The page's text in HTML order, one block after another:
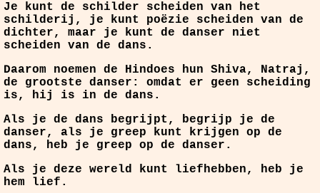
Je kunt de schilder scheiden van het
schilderij, je kunt poëzie scheiden van de
dichter, maar je kunt de danser niet
scheiden van de dans.
Daarom noemen de Hindoes hun Shiva, Natraj,
de grootste danser: omdat er geen scheiding
is, hij is in de dans.
Als je de dans begrijpt, begrijp je de
danser, als je greep kunt krijgen op de
dans, heb je greep op de danser.
Als je deze wereld kunt liefhebben, heb je
hem lief.